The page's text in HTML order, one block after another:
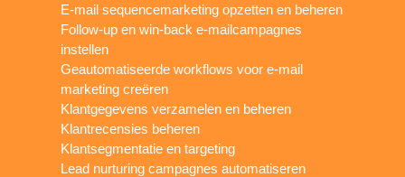
E-mail sequencemarketing opzetten en beheren
Follow-up en win-back e-mailcampagnes
instellen
Geautomatiseerde workflows voor e-mail
marketing creëren
Klantgegevens verzamelen en beheren
Klantrecensies beheren
Klantsegmentatie en targeting
Lead nurturing campagnes automatiseren